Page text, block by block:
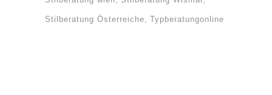
Stilberatung Österreiche Typberatungonline